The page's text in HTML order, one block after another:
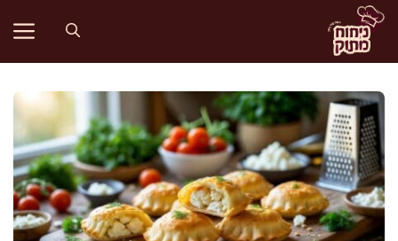
לדלג
לתוכן